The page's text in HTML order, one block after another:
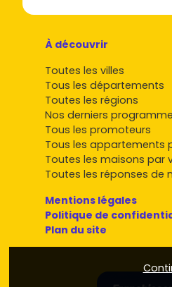
À découvrir
Toutes les villes
Tous les départements
Toutes les régions
Nos derniers
Tous les promoteurs
Tous les appartements
Toutes les maisons par
Toutes les réponses de
Mentions légales
Politique de
Plan du site